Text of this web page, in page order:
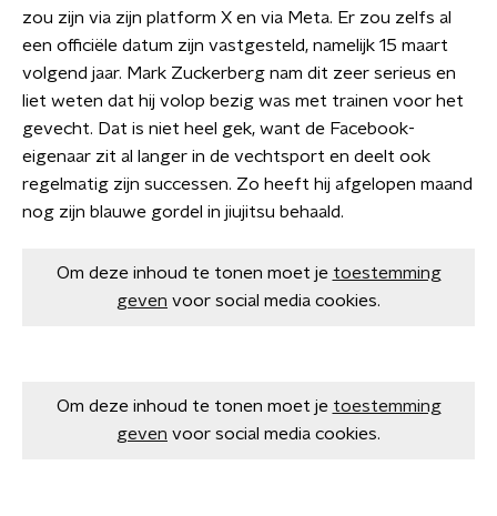
zou zijn via zijn platform X en via Meta. Er zou zelfs al
een officiële datum zijn vastgesteld, namelijk 15 maart
volgend jaar. Mark Zuckerberg nam dit zeer serieus en
liet weten dat hij volop bezig was met trainen voor het
gevecht. Dat is niet heel gek, want de Facebook-
eigenaar zit al langer in de vechtsport en deelt ook
regelmatig zijn successen. Zo heeft hij afgelopen maand
nog zijn blauwe gordel in jiujitsu behaald.
Om deze inhoud te tonen moet je toestemming
geven voor social media cookies.
Om deze inhoud te tonen moet je toestemming
geven voor social media cookies.